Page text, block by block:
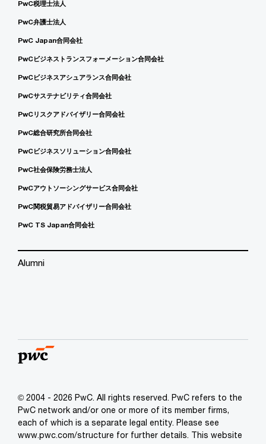
PwC税理士法人
PwC弁護士法人
PwC Japan合同会社
PwCビジネストランスフォーメーション合同会社
PwCビジネスアシュアランス合同会社
PwCサステナビリティ合同会社
PwCリスクアドバイザリー合同会社
PwC総合研究所合同会社
PwCビジネスソリューション合同会社
PwC社会保険労務士法人
PwCアウトソーシングサービス合同会社
PwC関税貿易アドバイザリー合同会社
PwC TS Japan合同会社
Alumni
© 2004 - 2026 PwC. All rights reserved. PwC refers to the
PwC network and/or one or more of its member firms,
each of which is a separate legal entity. Please see
www.pwc.com/structure for further details. This website